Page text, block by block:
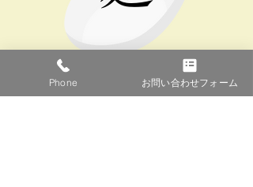
Phone お問い合わせフォーム